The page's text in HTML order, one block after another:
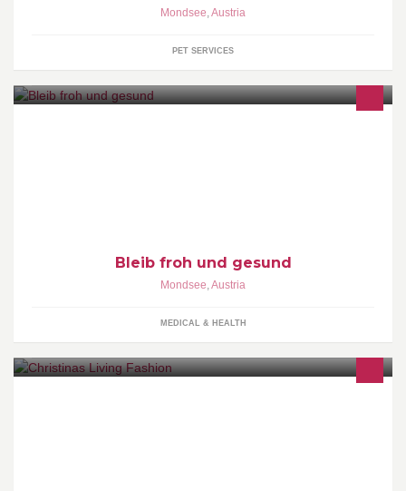
Mondsee,Austria
PET SERVICES
Bleib froh und gesund
Mondsee,Austria
MEDICAL & HEALTH